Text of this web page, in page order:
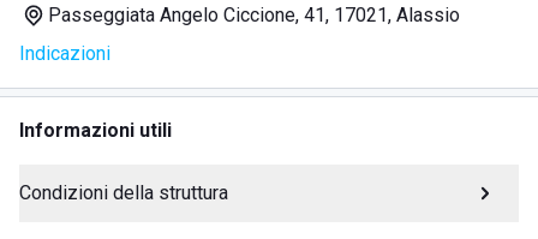
SERVIZI
Noleggio lettini e ombrelloni
Area giochi per bambini
Bar con aperitivi e menu leggero
Passeggiata Angelo Ciccione, 41, 17021, Alassio
Indicazioni
Informazioni utili
Condizioni della struttura